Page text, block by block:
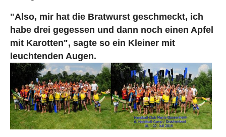
"Also, mir hat die Bratwurst geschmeckt, ich
habe drei gegessen und dann noch einen Apfel
mit Karotten", sagte so ein Kleiner mit
leuchtenden Augen.